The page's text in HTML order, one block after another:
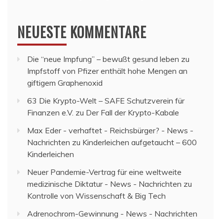
NEUESTE KOMMENTARE
Die “neue Impfung” – bewußt gesund leben zu
Impfstoff von Pfizer enthält hohe Mengen an
giftigem Graphenoxid
63 Die Krypto-Welt – SAFE Schutzverein für
Finanzen e.V. zu Der Fall der Krypto-Kabale
Max Eder - verhaftet - Reichsbürger? - News -
Nachrichten zu Kinderleichen aufgetaucht – 600
Kinderleichen
Neuer Pandemie-Vertrag für eine weltweite
medizinische Diktatur - News - Nachrichten zu
Kontrolle von Wissenschaft & Big Tech
Adrenochrom-Gewinnung - News - Nachrichten